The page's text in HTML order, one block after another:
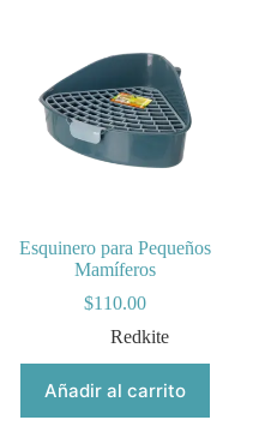
opciones
pueden
elegir
la
Esquinero para Pequeños
Mamíferos
$110.00
Redkite
Añadir al carrito